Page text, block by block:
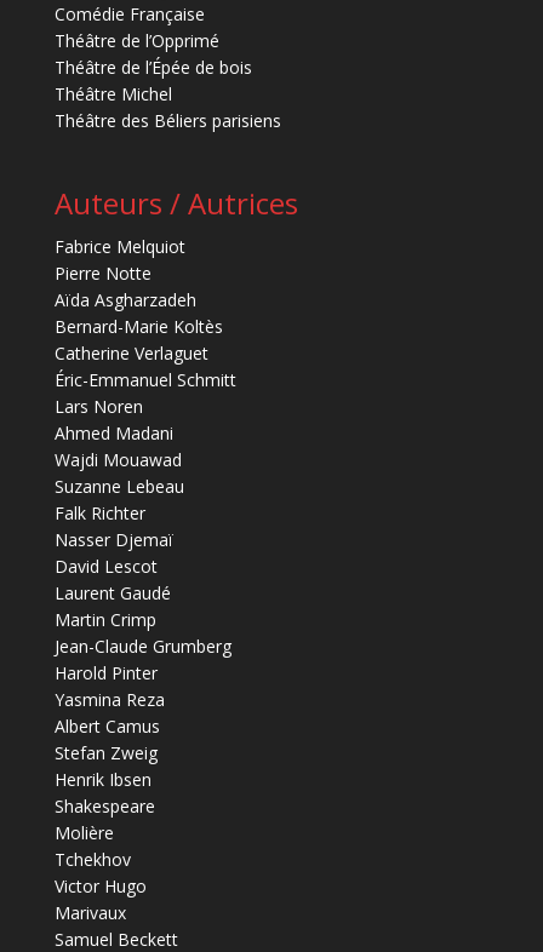
Comédie Française
Théâtre de l’Opprimé
Théâtre de l’Épée de bois
Théâtre Michel
Théâtre des Béliers parisiens
Auteurs / Autrices
Fabrice Melquiot
Pierre Notte
Aïda Asgharzadeh
Bernard-Marie Koltès
Catherine Verlaguet
Éric-Emmanuel Schmitt
Lars Noren
Ahmed Madani
Wajdi Mouawad
Suzanne Lebeau
Falk Richter
Nasser Djemaï
David Lescot
Laurent Gaudé
Martin Crimp
Jean-Claude Grumberg
Harold Pinter
Yasmina Reza
Albert Camus
Stefan Zweig
Henrik Ibsen
Shakespeare
Molière
Tchekhov
Victor Hugo
Marivaux
Samuel Beckett